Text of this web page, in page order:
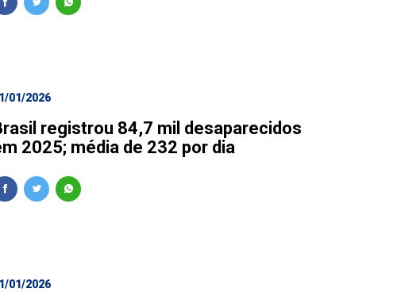
01/2026
registrou 84,7 mil desaparecidos
2025; média de 232 por dia
01/2026